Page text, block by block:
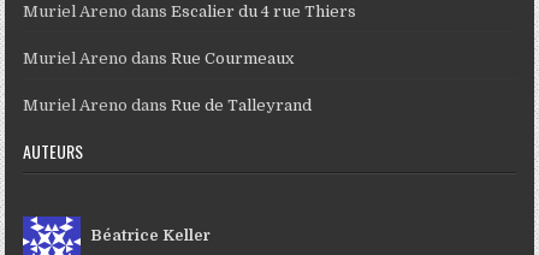
Muriel Areno dansEscalier du 4 rue Thiers
Muriel Areno dansRue Courmeaux
Muriel Areno dansRue de Talleyrand
AUTEURS
Béatrice Keller